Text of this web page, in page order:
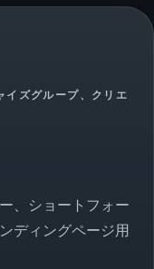
ズグループ、クリエ
、ショートフォー
ディングページ用